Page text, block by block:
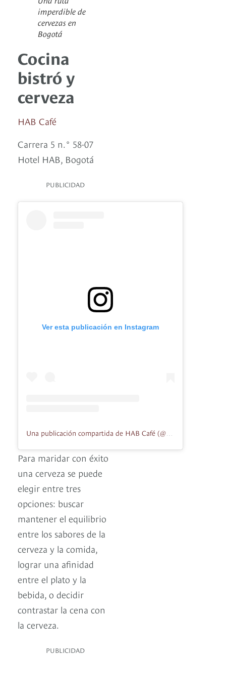
imperdible de
cervezas en
Bogotá
Cocina
bistró y
cerveza
HAB Café
Carrera 5 n.° 58-07
Hotel HAB, Bogotá
PUBLICIDAD
Ver esta publicación en Instagram
Para maridar con éxito
una cerveza se puede
elegir entre tres
opciones: buscar
mantener el equilibrio
entre los sabores de la
cerveza y la comida,
lograr una afinidad
entre el plato y la
bebida, o decidir
contrastar la cena con
la cerveza.
PUBLICIDAD